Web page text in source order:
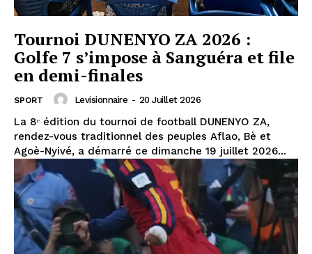
Tournoi DUNENYO ZA 2026 :
Golfe 7 s’impose à Sanguéra et file
en demi-finales
SPORT Levisionnaire - 20 Juillet 2026
La 8ᵉ édition du tournoi de football DUNENYO ZA,
rendez-vous traditionnel des peuples Aflao, Bè et
Agoè-Nyivé, a démarré ce dimanche 19 juillet 2026...